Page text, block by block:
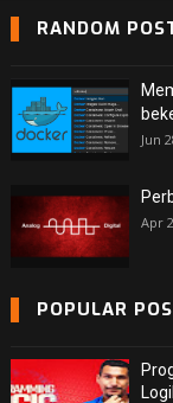
RANDOM
Jun
Apr
POPULAR